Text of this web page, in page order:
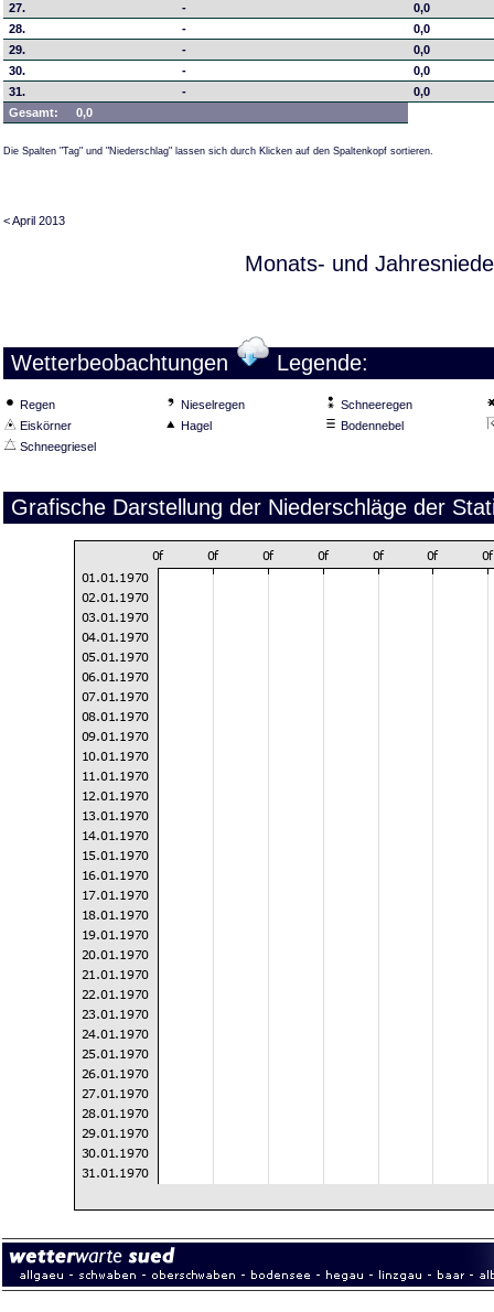
27.
-
0,0
28.
-
0,0
29.
-
0,0
30.
-
0,0
31.
-
0,0
Gesamt:
0,0
Die Spalten "Tag" und "Niederschlag" lassen sich durch Klicken auf den Spaltenkopf sortieren.
< April 2013
Monats- und
Wetterbeobachtungen Legende:
Regen Nieselregen
Schneeregen
Eiskörner
Hagel
Bodennebel
Schneegriesel
Grafische Darstellung der Niederschläge der